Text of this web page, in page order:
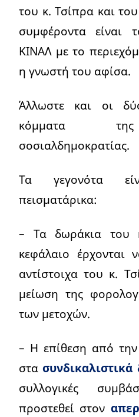
του κ. Τσίπρα και
συμφέροντα
ΚΙΝΑΛ με το
η γνωστή του αφίσα.
Άλλωστε και οι
κόμματα
σοσιαλδημοκρατίας.
Τα γεγονότα
πεισματάρικα:
– Τα δωράκια του
κεφάλαιο έρχονται
αντίστοιχα του κ.
μείωση της
των μετοχών.
– Η επίθεση από
στα
συλλογικές
προστεθεί στον